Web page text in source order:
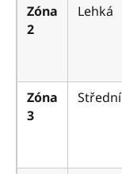
Zóna
2
Lehká
Zóna
3
Střední